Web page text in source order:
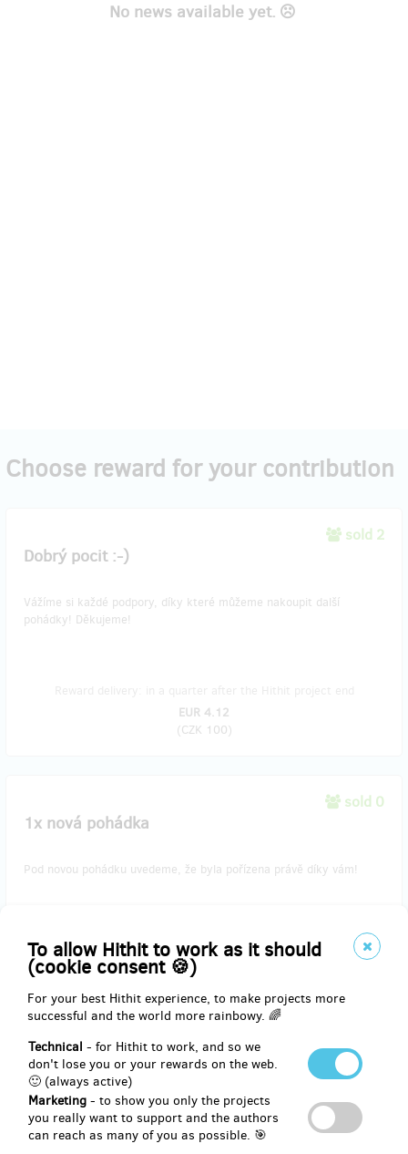
To allow Hithit to work as it should
(cookie consent 🍪)
For your best Hithit experience, to make projects more
successful and the world more rainbowy. 🌈
Technical - for Hithit to work, and so we
don't lose you or your rewards on the web.
🙂 (always active)
Marketing - to show you only the projects
you really want to support and the authors
can reach as many of you as possible. 🎯
No news available yet.
Choose reward for your contribution
sold 2
Dobrý pocit :-)
Vážíme si každé podpory, díky které můžeme nakoupit další
pohádky! Děkujeme!
EUR 4.12
(CZK 100)
sold 0
1x nová pohádka
Pod novou pohádku uvedeme, že byla pořízena právě díky vám!
Reward delivery: in a quarter after the Hithit project end
EUR 10.30
CZK 250
sold 0
1x nová pohádka s odkazem na váš web
Pod novou pohádku uvedeme, že byla pořízena právě díky vám a
navíc k tomu přidáme odkaz na váš web!